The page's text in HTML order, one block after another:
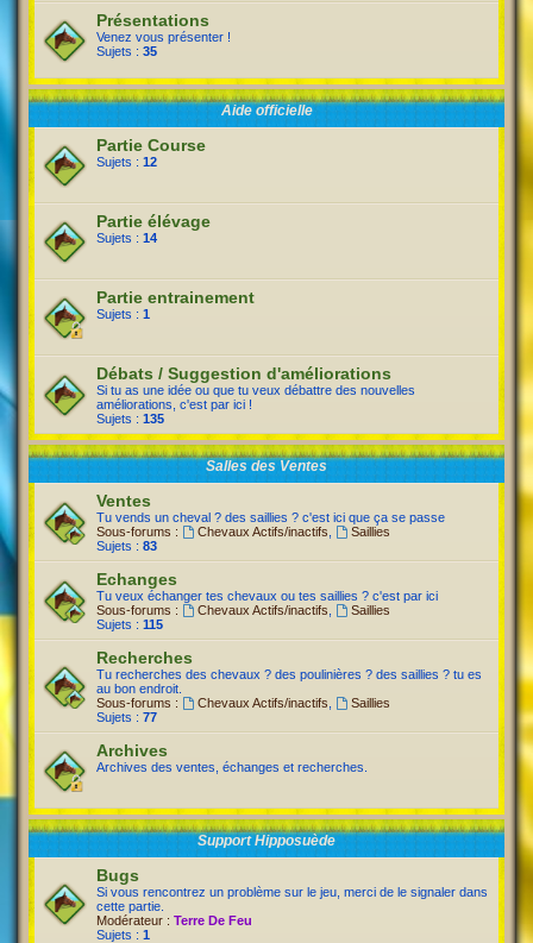
Présentations
Venez vous présenter !
Sujets : 35
Aide officielle
Partie Course
Sujets : 12
Partie élévage
Sujets : 14
Partie entrainement
Sujets : 1
Débats / Suggestion d'améliorations
Si tu as une idée ou que tu veux débattre des nouvelles
améliorations, c'est par ici !
Sujets : 135
Salles des Ventes
Ventes
Tu vends un cheval ? des saillies ? c'est ici que ça se passe
Sous-forums :
Chevaux Actifs/inactifs
Saillies
Sujets : 83
Echanges
Tu veux échanger tes chevaux ou tes saillies ? c'est par ici
Sous-forums :
Chevaux Actifs/inactifs
Saillies
Sujets : 115
Recherches
Tu recherches des chevaux ? des poulinières ? des saillies ? tu es
au bon endroit.
Sous-forums :
Chevaux Actifs/inactifs
Saillies
Sujets : 77
Archives
Archives des ventes, échanges et recherches.
Support Hipposuède
Bugs
Si vous rencontrez un problème sur le jeu, merci de le signaler dans
cette partie.
Modérateur : Terre De Feu
Sujets : 1